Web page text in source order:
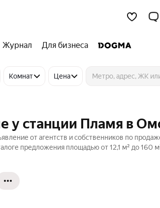
Журнал Для бизнеса
Комнат Цена
у станции Пламя в
от агентств и собственников по
предложения площадью от 12,1 м² до 160